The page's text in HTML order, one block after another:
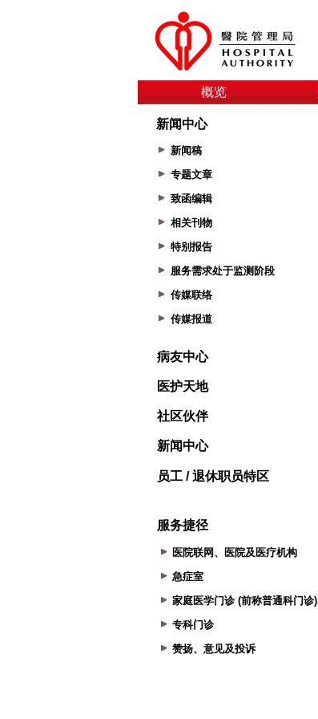
概览
新闻中心
新闻稿
专题文章
致函编辑
相关刊物
特别报告
服务需求处于监测阶段
传媒联络
传媒报道
病友中心
医护天地
社区伙伴
新闻中心
员工 / 退休职员特区
服务捷径
医院联网、医院及医疗机构
急症室
家庭医学门诊 (前称普通科门诊)
专科门诊
赞扬、意见及投诉